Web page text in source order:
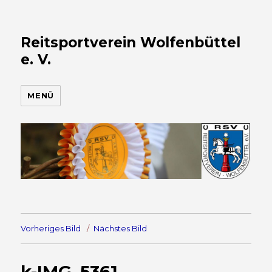
Reitsportverein Wolfenbüttel
e. V.
MENÜ
Vorheriges Bild Nächstes Bild